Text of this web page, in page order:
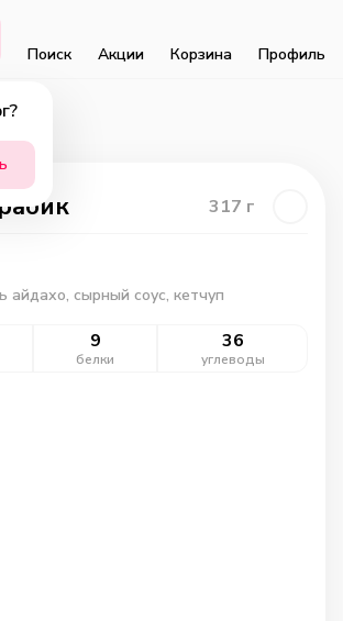
Поиск Акции Корзина Профиль
317 г
айдахо, сырный соус, кетчуп
9
белки
36
углеводы